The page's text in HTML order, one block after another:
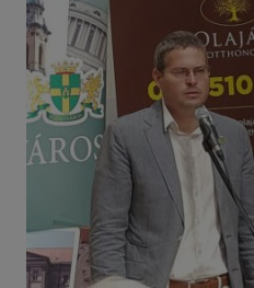
Google Analytics
címeket tárolja a személyes
Reklámcélú:
Azért települnek ezek a
számára egyedi, releváns,
reklámajánlatokkal tudjuk